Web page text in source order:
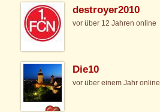
destroyer2010
vor über 12 Jahren online
Die10
vor über einem Jahr online